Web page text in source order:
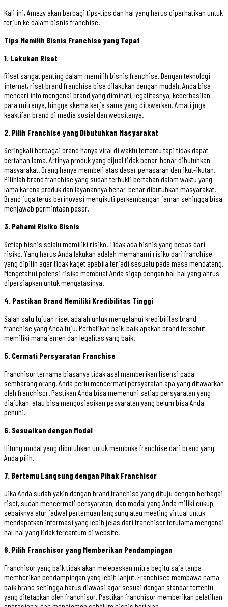
Kali ini, Amazy akan berbagi tips-tips dan hal yang harus diperhatikan untuk
terjun ke dalam bisnis franchise.
Tips Memilih Bisnis Franchise yang Tepat
1. Lakukan Riset
Riset sangat penting dalam memilih bisnis franchise. Dengan teknologi
internet, riset brand franchise bisa dilakukan dengan mudah. Anda bisa
mencari info mengenai brand yang diminati, legalitasnya, keberhasilan
para mitranya, hingga skema kerja sama yang ditawarkan. Amati juga
keaktifan brand di media sosial dan websitenya.
2. Pilih Franchise yang Dibutuhkan Masyarakat
Seringkali berbagai brand hanya viral di waktu tertentu tapi tidak dapat
bertahan lama. Artinya produk yang dijual tidak benar-benar dibutuhkan
masyarakat. Orang hanya membeli atas dasar penasaran dan ikut-ikutan.
Pilihlah brand franchise yang sudah terbukti bertahan dalam waktu yang
lama karena produk dan layanannya benar-benar dibutuhkan masyarakat.
Brand juga terus berinovasi mengikuti perkembangan jaman sehingga bisa
menjawab permintaan pasar.
3. Pahami Risiko Bisnis
Setiap bisnis selalu memiliki risiko. Tidak ada bisnis yang bebas dari
risiko. Yang harus Anda lakukan adalah memahami risiko dari franchise
yang dipilih agar tidak kaget apabila terjadi sesuatu pada masa mendatang.
Mengetahui potensi risiko membuat Anda sigap dengan hal-hal yang ahrus
dipersiapkan untuk mengatasinya.
4. Pastikan Brand Memiliki Kredibilitas Tinggi
Salah satu tujuan riset adalah untuk mengetahui kredibilitas brand
franchise yang Anda tuju. Perhatikan baik-baik apakah brand tersebut
memiliki manajemen dan legalitas yang baik.
5. Cermati Persyaratan Franchise
Franchisor ternama biasanya tidak asal memberikan lisensi pada
sembarang orang. Anda perlu mencermati persyaratan apa yang ditawarkan
oleh franchisor. Pastikan Anda bisa memenuhi setiap persyaratan yang
diajukan, atau bisa mengosiasikan pesyaratan yang belum bisa Anda
penuhi.
6. Sesuaikan dengan Modal
Hitung modal yang dibutuhkan untuk membuka franchise dari brand yang
Anda pilih.
7. Bertemu Langsung dengan Pihak Franchisor
Jika Anda sudah yakin dengan brand franchise yang dituju dengan berbagai
riset, sudah mencermati persyaratan, dan modal yang Anda miliki cukup,
sebaiknya atur jadwal pertemuan langsung atau meeting virtual untuk
mendapatkan informasi yang lebih jelas dari franchisor terutama mengenai
hal-hal yang tidak tercantum di website.
8. Pilih Franchisor yang Memberikan Pendampingan
Franchisor yang baik tidak akan melepaskan mitra begitu saja tanpa
memberikan pendampingan yang lebih lanjut. Franchisee membawa nama
baik brand sehingga harus diawasi agar sesuai dengan standar tertentu
yang ditetapkan oleh franchisor. Pastikan franchisor memberikan pelatihan